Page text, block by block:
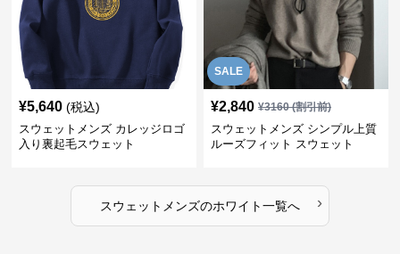
¥5,640 (税込)
スウェットメンズ カレッジロゴ
入り裏起毛スウェット
SALE
¥2,840 ¥3160(割引前)
スウェットメンズ シンプル上質
ルーズフィット スウェット
スウェットメンズのホワイト一覧へ ›